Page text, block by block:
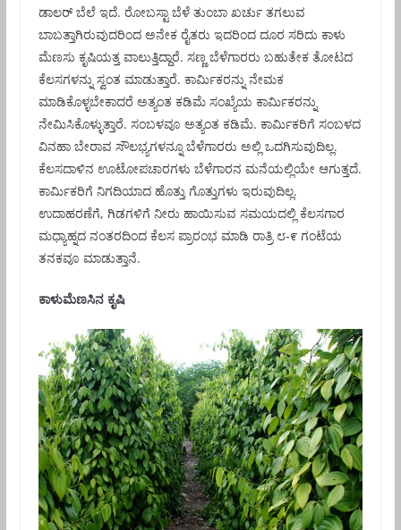
ಡಾಲರ್ ಬೆಲೆ ಇದೆ. ರೋಬಸ್ಟಾ ಬೆಳೆ ತುಂಬಾ ಖರ್ಚು ತಗಲುವ
ಬಾಬತ್ತಾಗಿರುವುದರಿಂದ ಅನೇಕ ರೈತರು ಇದರಿಂದ ದೂರ ಸರಿದು ಕಾಳು
ಮೆಣಸು ಕೃಷಿಯತ್ತ ವಾಲುತ್ತಿದ್ದಾರೆ. ಸಣ್ಣ ಬೆಳೆಗಾರರು ಬಹುತೇಕ ತೋಟದ
ಕೆಲಸಗಳನ್ನು ಸ್ವಂತ ಮಾಡುತ್ತಾರೆ. ಕಾರ್ಮಿಕರನ್ನು ನೇಮಕ
ಮಾಡಿಕೊಳ್ಳಬೇಕಾದರೆ ಅತ್ಯಂತ ಕಡಿಮೆ ಸಂಖ್ಯೆಯ ಕಾರ್ಮಿಕರನ್ನು
ನೇಮಿಸಿಕೊಳ್ಳುತ್ತಾರೆ. ಸಂಬಳವೂ ಅತ್ಯಂತ ಕಡಿಮೆ. ಕಾರ್ಮಿಕರಿಗೆ ಸಂಬಳದ
ವಿನಹಾ ಬೇರಾವ ಸೌಲಭ್ಯಗಳನ್ನೂ ಬೆಳೆಗಾರರು ಅಲ್ಲಿ ಒದಗಿಸುವುದಿಲ್ಲ.
ಕೆಲಸದಾಳಿನ ಊಟೋಪಚಾರಗಳು ಬೆಳೆಗಾರನ ಮನೆಯಲ್ಲಿಯೇ ಆಗುತ್ತದೆ.
ಕಾರ್ಮಿಕರಿಗೆ ನಿಗದಿಯಾದ ಹೊತ್ತು ಗೊತ್ತುಗಳು ಇರುವುದಿಲ್ಲ.
ಉದಾಹರಣೆಗೆ, ಗಿಡಗಳಿಗೆ ನೀರು ಹಾಯಿಸುವ ಸಮಯದಲ್ಲಿ ಕೆಲಸಗಾರ
ಮಧ್ಯಾಹ್ನದ ನಂತರದಿಂದ ಕೆಲಸ ಪ್ರಾರಂಭ ಮಾಡಿ ರಾತ್ರಿ ೮-೯ ಗಂಟೆಯ
ತನಕವೂ ಮಾಡುತ್ತಾನೆ.
ಕಾಳುಮೆಣಸಿನ ಕೃಷಿ